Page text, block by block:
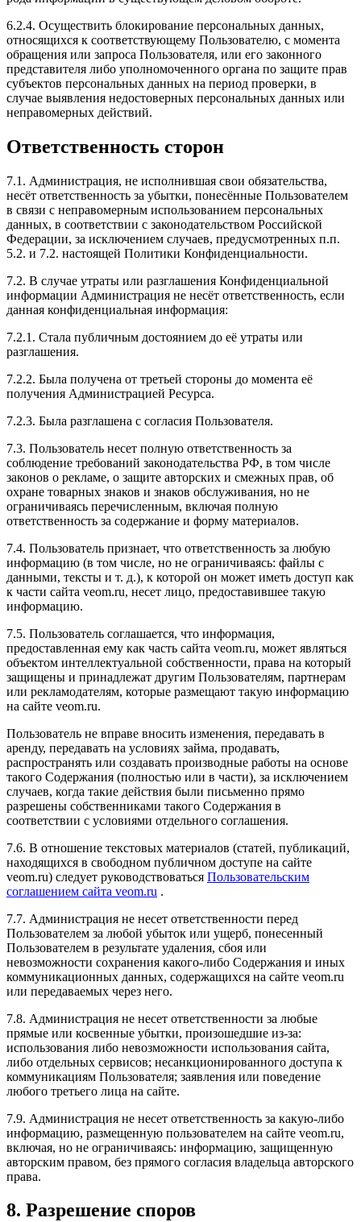
6.2.4. Осуществить блокирование персональных данных,
относящихся к соответствующему Пользователю, с момента
обращения или запроса Пользователя, или его законного
представителя либо уполномоченного органа по защите прав
субъектов персональных данных на период проверки, в
случае выявления недостоверных персональных данных или
неправомерных действий.
Ответственность сторон
7.1. Администрация, не исполнившая свои обязательства,
несёт ответственность за убытки, понесённые Пользователем
в связи с неправомерным использованием персональных
данных, в соответствии с законодательством Российской
Федерации, за исключением случаев, предусмотренных п.п.
5.2. и 7.2. настоящей Политики Конфиденциальности.
7.2. В случае утраты или разглашения Конфиденциальной
информации Администрация не несёт ответственность, если
данная конфиденциальная информация:
7.2.1. Стала публичным достоянием до её утраты или
разглашения.
7.2.2. Была получена от третьей стороны до момента её
получения Администрацией Ресурса.
7.2.3. Была разглашена с согласия Пользователя.
7.3. Пользователь несет полную ответственность за
соблюдение требований законодательства РФ, в том числе
законов о рекламе, о защите авторских и смежных прав, об
охране товарных знаков и знаков обслуживания, но не
ограничиваясь перечисленным, включая полную
ответственность за содержание и форму материалов.
7.4. Пользователь признает, что ответственность за любую
информацию (в том числе, но не ограничиваясь: файлы с
данными, тексты и т. д.), к которой он может иметь доступ как
к части сайта veom.ru, несет лицо, предоставившее такую
информацию.
7.5. Пользователь соглашается, что информация,
предоставленная ему как часть сайта veom.ru, может являться
объектом интеллектуальной собственности, права на который
защищены и принадлежат другим Пользователям, партнерам
или рекламодателям, которые размещают такую информацию
на сайте veom.ru.
Пользователь не вправе вносить изменения, передавать в
аренду, передавать на условиях займа, продавать,
распространять или создавать производные работы на основе
такого Содержания (полностью или в части), за исключением
случаев, когда такие действия были письменно прямо
разрешены собственниками такого Содержания в
соответствии с условиями отдельного соглашения.
7.6. В отношение текстовых материалов (статей, публикаций,
находящихся в свободном публичном доступе на сайте
veom.ru) следует руководствоваться Пользовательским
соглашением сайта veom.ru .
7.7. Администрация не несет ответственности перед
Пользователем за любой убыток или ущерб, понесенный
Пользователем в результате удаления, сбоя или
невозможности сохранения какого-либо Содержания и иных
коммуникационных данных, содержащихся на сайте veom.ru
или передаваемых через него.
7.8. Администрация не несет ответственности за любые
прямые или косвенные убытки, произошедшие из-за:
использования либо невозможности использования сайта,
либо отдельных сервисов; несанкционированного доступа к
коммуникациям Пользователя; заявления или поведение
любого третьего лица на сайте.
7.9. Администрация не несет ответственность за какую-либо
информацию, размещенную пользователем на сайте veom.ru,
включая, но не ограничиваясь: информацию, защищенную
авторским правом, без прямого согласия владельца авторского
права.
8. Разрешение споров